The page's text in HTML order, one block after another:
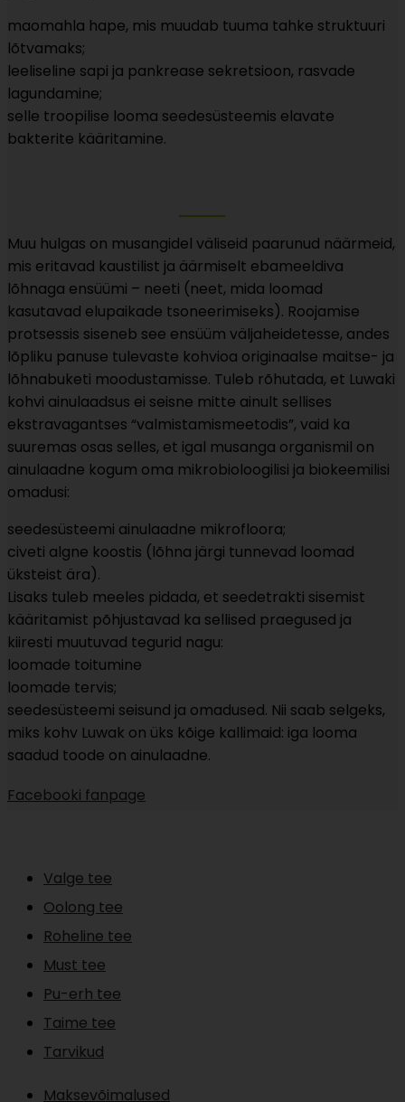
maomahla hape, mis muudab tuuma tahke struktuuri
lõtvamaks;
leeliseline sapi ja pankrease sekretsioon, rasvade
lagundamine;
selle troopilise looma seedesüsteemis elavate
bakterite kääritamine.
Muu hulgas on musangidel väliseid paarunud näärmeid,
mis eritavad kaustilist ja äärmiselt ebameeldiva
lõhnaga ensüümi – neeti (neet, mida loomad
kasutavad elupaikade tsoneerimiseks). Roojamise
protsessis siseneb see ensüüm väljaheidetesse, andes
lõpliku panuse tulevaste kohvioa originaalse maitse- ja
lõhnabuketi moodustamisse. Tuleb rõhutada, et Luwaki
kohvi ainulaadsus ei seisne mitte ainult sellises
ekstravagantses “valmistamismeetodis”, vaid ka
suuremas osas selles, et igal musanga organismil on
ainulaadne kogum oma mikrobioloogilisi ja biokeemilisi
omadusi:
seedesüsteemi ainulaadne mikrofloora;
civeti algne koostis (lõhna järgi tunnevad loomad
üksteist ära).
Lisaks tuleb meeles pidada, et seedetrakti sisemist
kääritamist põhjustavad ka sellised praegused ja
kiiresti muutuvad tegurid nagu:
loomade toitumine
loomade tervis;
seedesüsteemi seisund ja omadused. Nii saab selgeks,
miks kohv Luwak on üks kõige kallimaid: iga looma
saadud toode on ainulaadne.
Facebooki fanpage
Valge tee
Oolong tee
Roheline tee
Must tee
Pu-erh tee
Taime tee
Tarvikud
Maksevõimalused